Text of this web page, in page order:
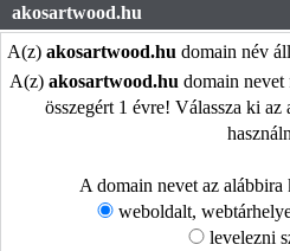
akosartwood.hu
A(z) akosartwood.hu domain név
A(z) akosartwood.hu domain
összegért 1 évre! Válassza ki
A domain nevet az
weboldalt,
levelezni